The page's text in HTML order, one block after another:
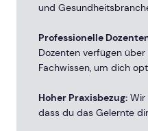
und
Professionelle
Dozenten verfügen
Fachwissen, um dich
Hoher Praxisbezug: Wir
dass du das Gelernte